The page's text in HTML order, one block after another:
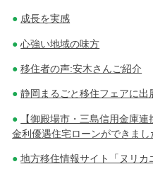
成長を実感
心強い地域の味方
移住者の声:安木さんご紹介
静岡まるごと移住フェアに出
【御殿場市・三島信用金庫
金利優遇住宅ローンができまし
地方移住情報サイト「ヌリ